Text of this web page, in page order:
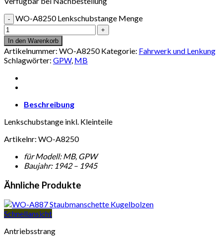
WO-A8250 Lenkschubstange Menge
In den Warenkorb
Artikelnummer: WO-A8250 Kategorie: Fahrwerk und Lenkung
Schlagwörter: GPW, MB
Beschreibung
Lenkschubstange inkl. Kleinteile
Artikelnr: WO-A8250
für Modell: MB, GPW
Baujahr: 1942 – 1945
Ähnliche Produkte
Schnellansicht
Antriebsstrang